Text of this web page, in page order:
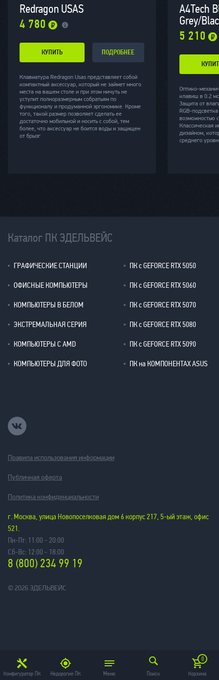
Конфигуратор ПК Недорогие ПК Поиск
0
Корзина
Меню
КУПИТЬ
5 650
от 565 руб/мес
Redragon USAS
4 780
КУПИТЬ ПОДРОБНЕЕ
Клавиатура Redragon Usas представляет собой
компактный аксессуар, который не займет много
места на вашем столе и при этом ничуть не
уступит полноразмерным собратьям по
функционалу и продуманной эргономике. Кроме
того, такой размер позволяет сделать ее
достаточно мобильной и носить с собой, тем
более, что аксессуар не боится воды и защищен
от брызг
A4Tech
Grey/
5 210
Оптико-
клавиш в 0.2
Защита от
RGB-
возможностью
Классическая
дизайном,
среднего
Каталог ПК ЭДЕЛЬВЕЙС
ГРАФИЧЕСКИЕ СТАНЦИИ
ОФИСНЫЕ КОМПЬЮТЕРЫ
КОМПЬЮТЕРЫ В БЕЛОМ
ЭКСТРЕМАЛЬНАЯ СЕРИЯ
КОМПЬЮТЕРЫ С AMD
КОМПЬЮТЕРЫ ДЛЯ ФОТО
ПК с GEFORCE RTX 5050
ПК с GEFORCE RTX 5060
ПК с GEFORCE RTX 5070
ПК с GEFORCE RTX 5080
ПК с GEFORCE RTX 5090
ПК на КОМПОНЕНТАХ ASUS
Правила использования информации
Публичная оферта
Политика конфиденциальности
г. Москва, улица Новопоселковая дом 6 корпус 217, 5-ый этаж, офис
521.
Пн-Пт: 11:00 - 20:00
Сб-Вс: 12:00 - 18:00
8 (800) 234 99 19
© 2026 ЭДЕЛЬВЕЙС